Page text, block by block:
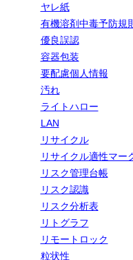
ヤレ紙
有機溶剤中毒予防規
優良誤認
容器包装
要配慮個人情報
汚れ
ライトハロー
LAN
リサイクル
リサイクル適性マー
リスク管理台帳
リスク認識
リスク分析表
リトグラフ
リモートロック
粒状性